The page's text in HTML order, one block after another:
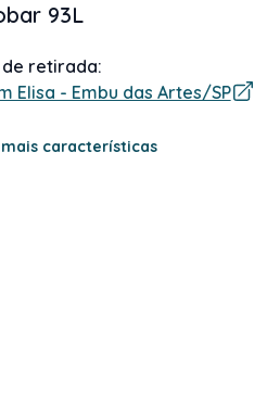
93L
de retirada:
Elisa - Embu das Artes/SP
características